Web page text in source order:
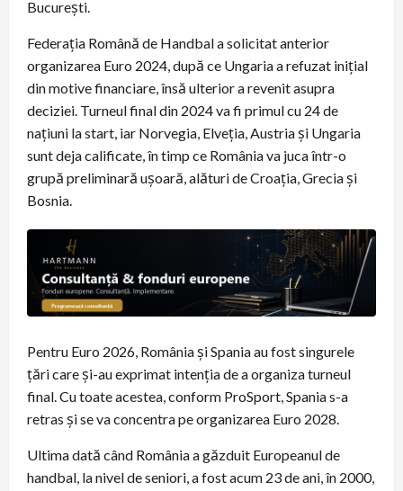
București.
Federația Română de Handbal a solicitat anterior
organizarea Euro 2024, după ce Ungaria a refuzat inițial
din motive financiare, însă ulterior a revenit asupra
deciziei. Turneul final din 2024 va fi primul cu 24 de
națiuni la start, iar Norvegia, Elveția, Austria și Ungaria
sunt deja calificate, în timp ce România va juca într-o
grupă preliminară ușoară, alături de Croația, Grecia și
Bosnia.
Pentru Euro 2026, România și Spania au fost singurele
țări care și-au exprimat intenția de a organiza turneul
final. Cu toate acestea, conform ProSport, Spania s-a
retras și se va concentra pe organizarea Euro 2028.
Ultima dată când România a găzduit Europeanul de
handbal, la nivel de seniori, a fost acum 23 de ani, în 2000,